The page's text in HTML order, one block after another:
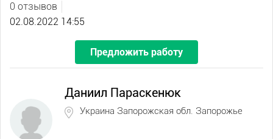
0 отзывов
02.08.2022 14:55
Предложить работу
Даниил Параскенюк
Украина Запорожская обл. Запорожье